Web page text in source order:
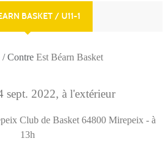
BASKET / U11-1
/ Contre Est Béarn Basket
sept. 2022, à l'extérieur
Club de Basket 64800 Mirepeix - à
13h